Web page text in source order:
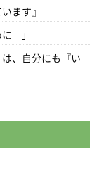
ます』
に 」
、自分にも『い